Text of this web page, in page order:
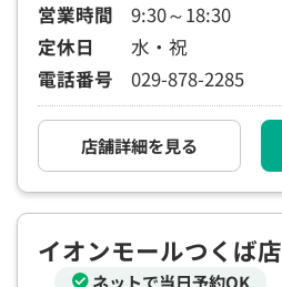
営業時間
9:30～18:30
定休日
水・祝
電話番号
029-878-2285
店舗詳細を見る
イオンモールつくば店
ネットで当日予約OK